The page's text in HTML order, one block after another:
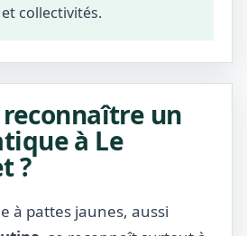
collectivités.
un
à Le
?
à pattes jaunes, aussi